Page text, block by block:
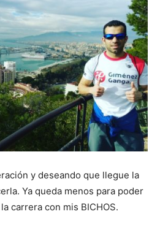
y deseando que llegue la
Ya queda menos para poder
carrera con mis BICHOS.